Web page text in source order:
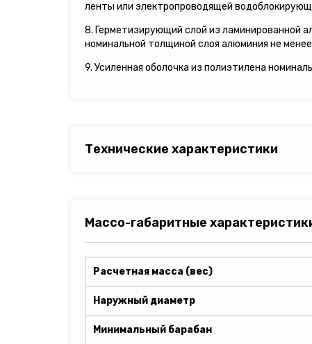
ленты или электропроводящей
8. Герметизирующий слой из ламинированной
номинальной толщиной слоя алюминия не менее
9. Усиленная оболочка из полиэтилена
Технические характеристики
Массо-габаритные
Расчетная масса (вес)
Наружный диаметр
Минимальный барабан